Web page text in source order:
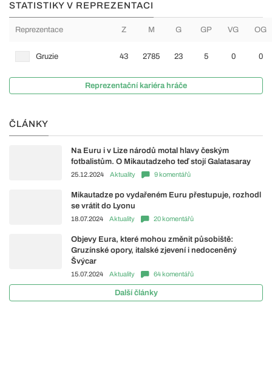
STATISTIKY V REPREZENTACI
Reprezentace Z M G GP VG OG
Gruzie 43 2785 23 5 0 0
Reprezentační kariéra hráče
ČLÁNKY
Na Euru i v Lize národů motal hlavy českým
fotbalistům. O Mikautadzeho teď stojí Galatasaray
25.12.2024 Aktuality 9 komentářů
Mikautadze po vydařeném Euru přestupuje, rozhodl
se vrátit do Lyonu
18.07.2024 Aktuality 20 komentářů
Objevy Eura, které mohou změnit působiště:
Gruzínské opory, italské zjevení i nedoceněný
Švýcar
15.07.2024 Aktuality 64 komentářů
Další články